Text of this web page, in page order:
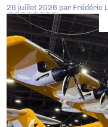
26 juillet 2026 par Frédéric